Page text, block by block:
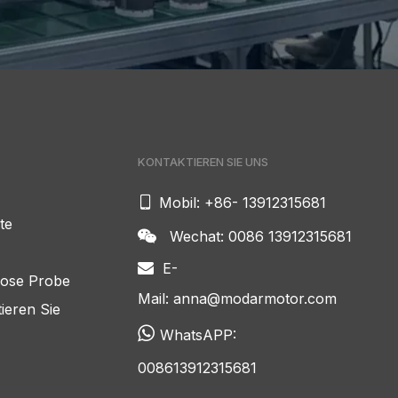
Probe
Sie
KONTAKTIEREN SIE UNS
 Mobil: +86- 13912315681
 Wechat: 0086 13912315681
 E-
Mail: anna@modarmotor.com
 WhatsAPP:
008613912315681